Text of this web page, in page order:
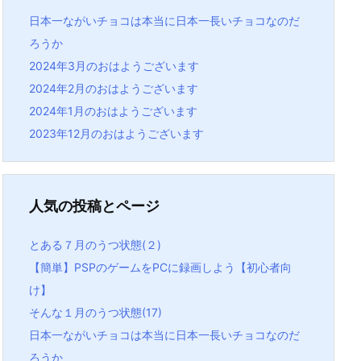
日本一ながいチョコは本当に日本一長いチョコなのだ
ろうか
2024年3月のおはようございます
2024年2月のおはようございます
2024年1月のおはようございます
2023年12月のおはようございます
人気の投稿とページ
とある７月のうつ状態(２)
【簡単】PSPのゲームをPCに録画しよう【初心者向
け】
そんな１月のうつ状態(17)
日本一ながいチョコは本当に日本一長いチョコなのだ
ろうか